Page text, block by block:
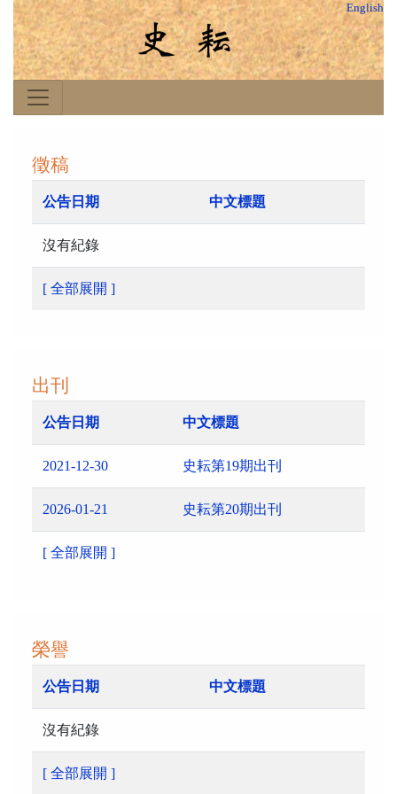
English
徵稿
公告日期 中文標題
沒有紀錄
[ 全部展開 ]
出刊
公告日期 中文標題
2021-12-30 史耘第19期出刊
2026-01-21 史耘第20期出刊
[ 全部展開 ]
榮譽
公告日期 中文標題
沒有紀錄
[ 全部展開 ]